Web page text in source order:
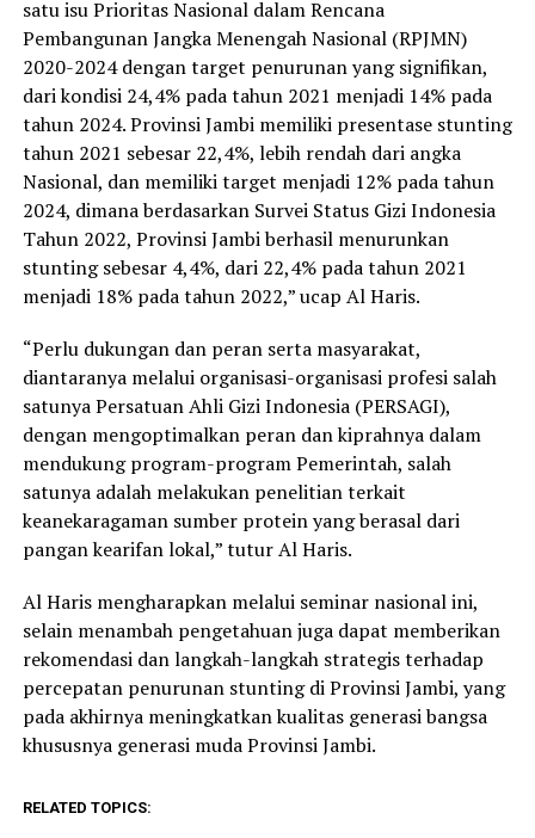
satu isu Prioritas Nasional dalam Rencana
Pembangunan Jangka Menengah Nasional (RPJMN)
2020-2024 dengan target penurunan yang signifikan,
dari kondisi 24,4% pada tahun 2021 menjadi 14% pada
tahun 2024. Provinsi Jambi memiliki presentase stunting
tahun 2021 sebesar 22,4%, lebih rendah dari angka
Nasional, dan memiliki target menjadi 12% pada tahun
2024, dimana berdasarkan Survei Status Gizi Indonesia
Tahun 2022, Provinsi Jambi berhasil menurunkan
stunting sebesar 4,4%, dari 22,4% pada tahun 2021
menjadi 18% pada tahun 2022,” ucap Al Haris.
“Perlu dukungan dan peran serta masyarakat,
diantaranya melalui organisasi-organisasi profesi salah
satunya Persatuan Ahli Gizi Indonesia (PERSAGI),
dengan mengoptimalkan peran dan kiprahnya dalam
mendukung program-program Pemerintah, salah
satunya adalah melakukan penelitian terkait
keanekaragaman sumber protein yang berasal dari
pangan kearifan lokal,” tutur Al Haris.
Al Haris mengharapkan melalui seminar nasional ini,
selain menambah pengetahuan juga dapat memberikan
rekomendasi dan langkah-langkah strategis terhadap
percepatan penurunan stunting di Provinsi Jambi, yang
pada akhirnya meningkatkan kualitas generasi bangsa
khususnya generasi muda Provinsi Jambi.
RELATED TOPICS: